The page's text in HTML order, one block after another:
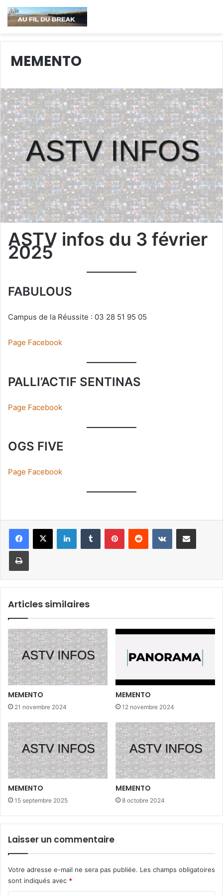
MEMENTO
ASTV infos du 3 février
2025
FABULOUS
Campus de la Réussite : 03 28 51 95 05
Page Facebook
PALLI’ACTIF SENTINAS
Page Facebook
OGS FIVE
Page Facebook
LinkedinTumblr PinterestReddit VKontaktePartager par email
Imprimer
Articles similaires
MEMENTO
21 novembre 2024
MEMENTO
12 novembre 2024
MEMENTO
15 septembre 2025
MEMENTO
8 octobre 2024
Laisser un commentaire
Votre adresse e-mail ne sera pas publiée. Les champs obligatoires
sont indiqués avec *